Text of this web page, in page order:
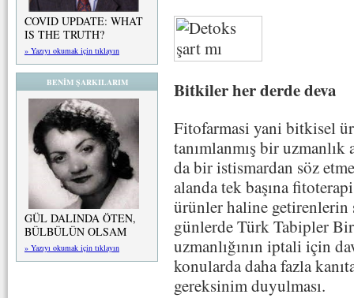
COVID UPDATE: WHAT
IS THE TRUTH?
» Yazıyı okumak için tıklayın
BENİM ŞARKILARIM
GÜL DALINDA ÖTEN,
BÜLBÜLÜN OLSAM
» Yazıyı okumak için tıklayın
Bitkiler her derde deva
Fitofarmasi yani bitkisel
tanımlanmış bir
da bir istismardan söz
alanda tek başına
ürünler haline getirenlerin
günlerde Türk Tabipler
uzmanlığının iptali için
konularda daha fazla
gereksinim duyulması.